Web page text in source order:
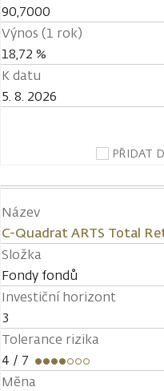
90,7000
Výnos (1 rok)
18,72 %
K datu
5. 8. 2026
PŘIDAT
Název
C-Quadrat ARTS Total
Složka
Fondy fondů
Investiční horizont
3
Tolerance rizika
4 / 7
Měna